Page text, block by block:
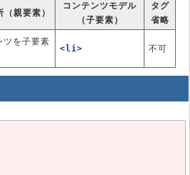
親要素）
コンテンツモデル
（子要素）
タグ
省略
ツを子要素
<li> 不可